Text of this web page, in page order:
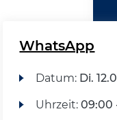
WhatsApp
Datum: Di.
Uhrzeit: 09:00